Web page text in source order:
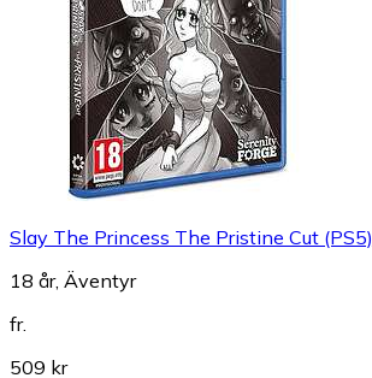
Slay The Princess The Pristine Cut (PS5)
18 år, Äventyr
fr.
509 kr